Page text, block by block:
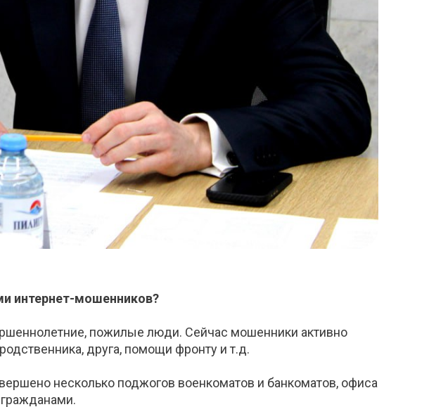
интернет-мошенников?
пожилые люди. Сейчас мошенники активно
друга, помощи фронту и т.д.
несколько поджогов военкоматов и банкоматов, офиса